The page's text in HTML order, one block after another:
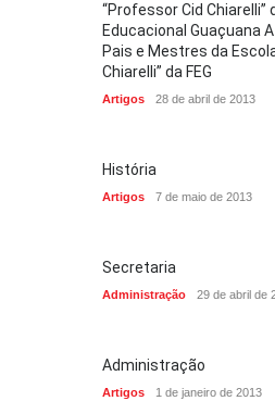
“Professor Cid Chiarelli”
Educacional Guaçuana
Pais e Mestres da
Chiarelli” da FEG
Artigos 28 de abril de 2013
História
Artigos 7 de maio de 2013
Secretaria
Administração 29 de abril de
Administração
Artigos 1 de janeiro de 2013